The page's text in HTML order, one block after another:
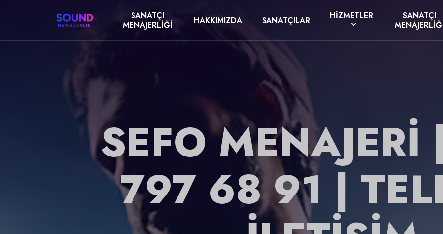
SANATÇI
MENAJERLIĞI
HAKKIMIZDA SANATÇILAR HIZMETLER
SANATÇI
SEFO
797 68 91 |